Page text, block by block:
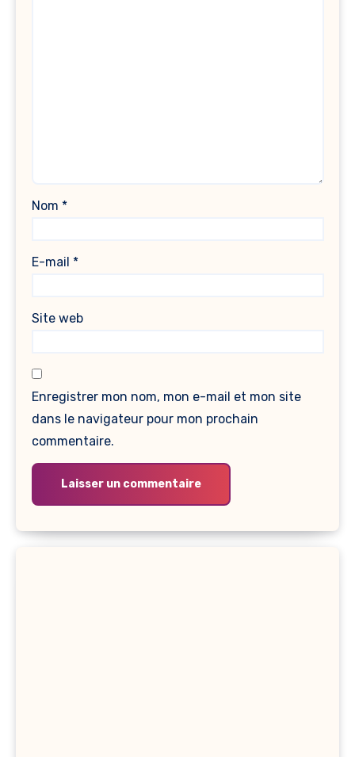
Nom *
E-mail *
Site web
Enregistrer mon nom, mon e-mail et mon site
dans le navigateur pour mon prochain
commentaire.